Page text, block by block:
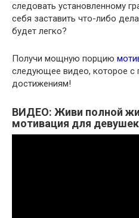
следовать установленному
себя заставить что-либо
будет легко?
Получи мощную порцию
следующее видео, которое с
достижениям!
ВИДЕО: Живи полной
мотивация для девушек